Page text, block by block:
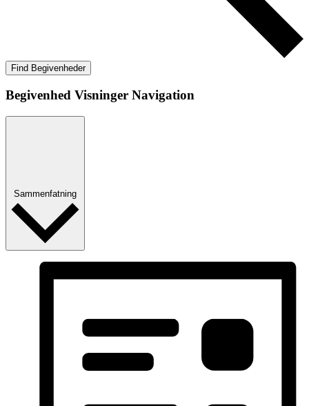
Find Begivenheder
Begivenhed Visninger Navigation
Sammenfatning